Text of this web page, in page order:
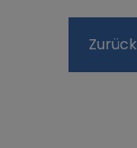
Zurück